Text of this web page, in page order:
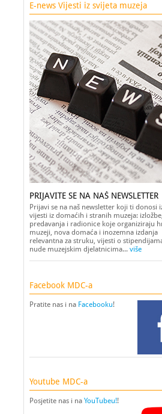
E-news Vijesti iz svijeta muzeja
PRIJAVITE SE NA NAŠ NEWSLETTER
Prijavi se na naš newsletter koji ti donosi
vijesti iz domaćih i stranih muzeja: izložbe,
predavanja i radionice koje organiziraju
muzeji, nova domaća i inozemna izdanja
relevantna za struku, vijesti o
nude muzejskim djelatnicima... više
Facebook MDC-a
Pratite nas i na Facebooku!
Youtube MDC-a
Posjetite nas i na YouTubeu!!